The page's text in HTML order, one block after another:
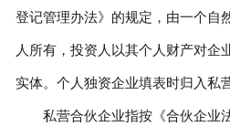
登记管理办法》的规定，由一个自
人所有，投资人以其个人财产对企
实体。个人独资企业填表时归入私
私营合伙企业指按《合伙企业